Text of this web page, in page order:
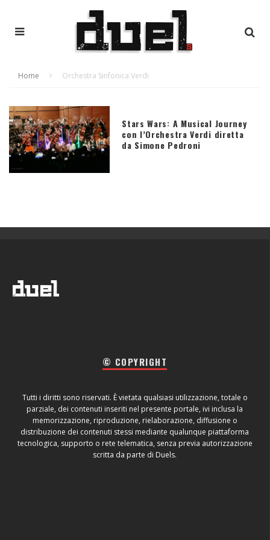
Home Orchestra Sinfonica Verdi
Stars Wars: A Musical Journey
con l’Orchestra Verdi diretta
da Simone Pedroni
© COPYRIGHT
Tutti i diritti sono riservati. È vietata qualsiasi utilizzazione, totale o
parziale, dei contenuti inseriti nel presente portale, ivi inclusa la
memorizzazione, riproduzione, rielaborazione, diffusione o
distribuzione dei contenuti stessi mediante qualunque piattaforma
tecnologica, supporto o rete telematica, senza previa autorizzazione
scritta da parte di Duels.